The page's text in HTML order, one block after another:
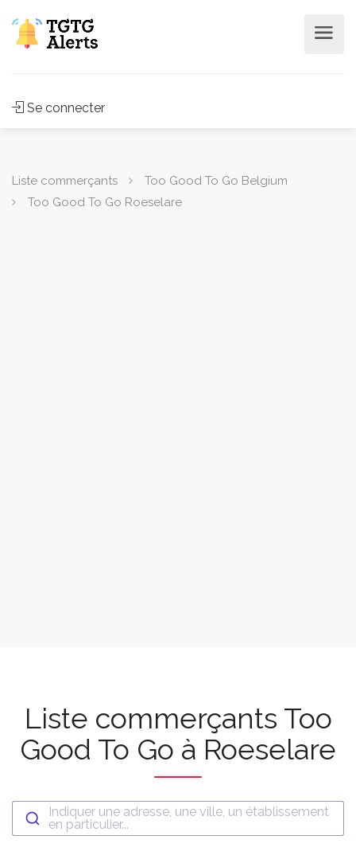
Se connecter
Liste commerçants
Too Good To Go Belgium
Too Good To Go Roeselare
Liste commerçants Too
Good To Go à Roeselare
Indiquer une adresse, une ville, un établissement
en particulier...